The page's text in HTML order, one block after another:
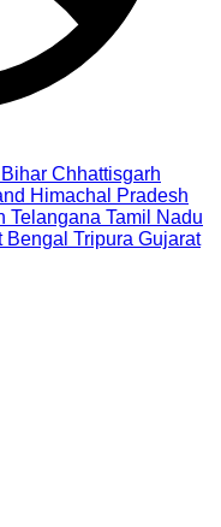
Bihar Chhattisgarh
Himachal Pradesh
Telangana Tamil Nadu
Bengal Tripura Gujarat